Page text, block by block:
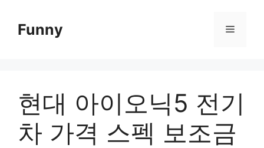
contentFunny Menu
현대 아이오닉5 전기
차 가격 스펙 보조금